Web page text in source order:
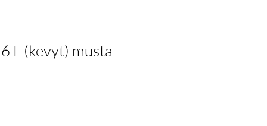
L (kevyt) musta –